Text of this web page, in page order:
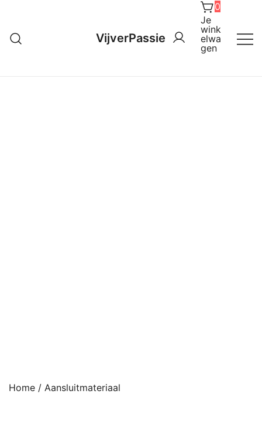
de
VijverPassie
0
Je
wink
elwa
gen
Home / Aansluitmateriaal